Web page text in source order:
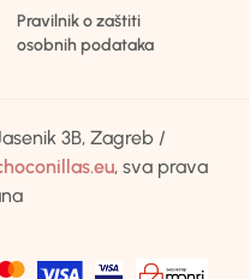
Pravilnik o zaštiti
osobnih podataka
3B, Zagreb /
, sva prava